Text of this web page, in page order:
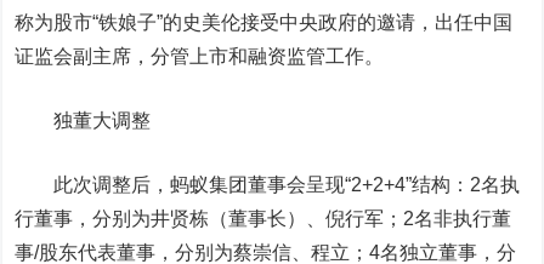
称为股市“铁娘子”的史美伦接受中央政府的邀请，出任中国
证监会副主席，分管上市和融资监管工作。
独董大调整
此次调整后，蚂蚁集团董事会呈现“2+2+4”结构：2名执
行董事，分别为井贤栋（董事长）、倪行军；2名非执行董
事/股东代表董事，分别为蔡崇信、程立；4名独立董事，分